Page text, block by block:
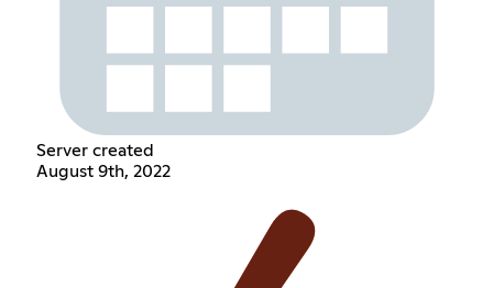
Server created
August 9th, 2022